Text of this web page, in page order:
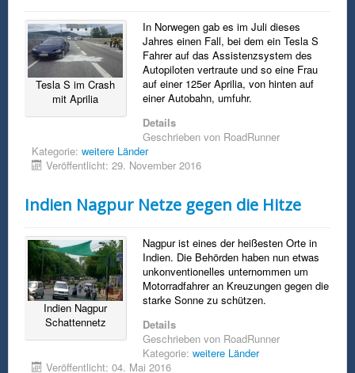
Tesla S im Crash
mit Aprilia
In Norwegen gab es im Juli dieses
Jahres einen Fall, bei dem ein Tesla S
Fahrer auf das Assistenzsystem des
Autopiloten vertraute und so eine Frau
auf einer 125er Aprilia, von hinten auf
einer Autobahn, umfuhr.
Details
Geschrieben von RoadRunner
Kategorie: weitere Länder
Veröffentlicht: 29. November 2016
Indien Nagpur Netze gegen die Hitze
Indien Nagpur
Schattennetz
Nagpur ist eines der heißesten Orte in
Indien. Die Behörden haben nun etwas
unkonventionelles unternommen um
Motorradfahrer an Kreuzungen gegen die
starke Sonne zu schützen.
Details
Geschrieben von RoadRunner
Kategorie: weitere Länder
Veröffentlicht: 04. Mai 2016